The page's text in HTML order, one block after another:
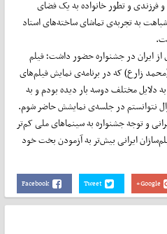
فرزندی و تطور خانواده به یک فضای
به تجربه‌ی تماشای ساخته‌های استاد
از ایران در جشنواره حضور داشت؛ فیلم
زارع) که در برنامه‌ی نمایش فیلم‌های
دلایل مختلف دوسه بار دیده بودم و به
نتوانستم در جلسه‌ی نمایشش حاضر شوم.
و توجه جشنواره به سینماهای ملی کم‌تر
ایرانی بیش‌تر به آزمودن بخت خود
Facebook Tweet Google+